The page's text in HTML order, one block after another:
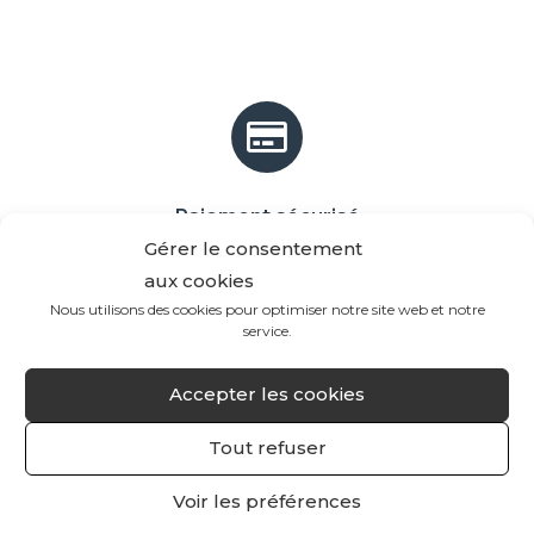
Gérer le consentement
aux cookies
Nous utilisons des cookies pour optimiser notre site web et notre
service.
Accepter les cookies
Tout refuser
Voir les préférences
Paiement sécurisé
Livraison gratuite *
(à partir de 60€ d'achat)